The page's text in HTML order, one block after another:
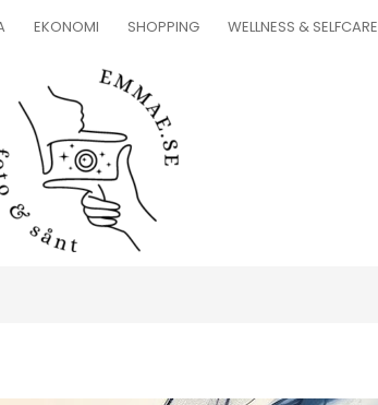
EKONOMI SHOPPING WELLNESS & SELFCARE